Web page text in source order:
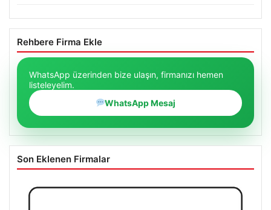
Rehbere Firma Ekle
WhatsApp üzerinden bize ulaşın, firmanızı hemen
listeleyelim.
WhatsApp Mesaj
Son Eklenen Firmalar